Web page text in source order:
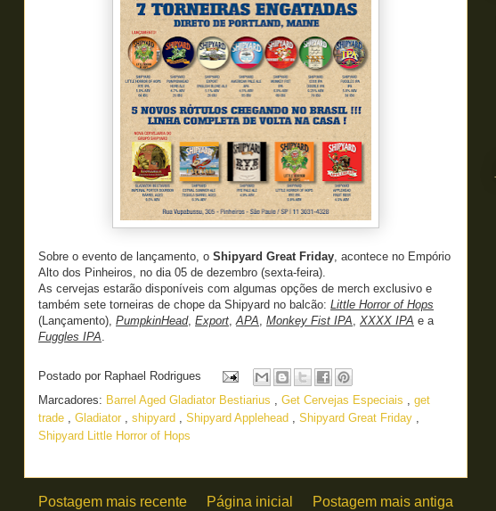
Sobre o evento de lançamento, o Shipyard Great Friday, acontece no Empório
Alto dos Pinheiros, no dia 05 de dezembro (sexta-feira).
As cervejas estarão disponíveis com algumas opções de merch exclusivo e
também sete torneiras de chope da Shipyard no balcão: Little Horror of Hops
(Lançamento), PumpkinHead, Export,APA, Monkey Fist IPA, XXXX IPA e a
Fuggles IPA.
Postado por Raphael Rodrigues
Marcadores: Barrel Aged Gladiator Bestiarius , Get Cervejas Especiais , get
trade , Gladiator , shipyard , Shipyard Applehead , Shipyard Great Friday ,
Shipyard Little Horror of Hops
Postagem mais recente Postagem mais antiga
Página inicial